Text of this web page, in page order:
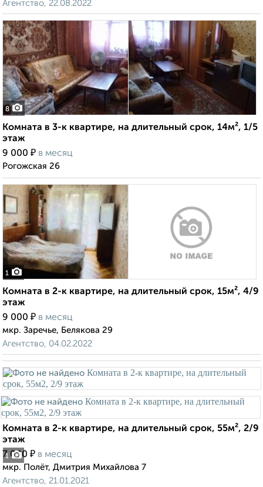
Агентство, 22.08.2022
8
Комната в 3-к квартире, на длительный срок, 14м², 1/5
этаж
9 000 ₽ в месяц
Рогожская 26
1
Комната в 2-к квартире, на длительный срок, 15м², 4/9
этаж
9 000 ₽ в месяц
мкр. Заречье, Белякова 29
Агентство, 04.02.2022
1
Комната в 2-к квартире, на длительный срок, 55м², 2/9
этаж
7 000 ₽ в месяц
мкр. Полёт, Дмитрия Михайлова 7
Агентство, 21.01.2021